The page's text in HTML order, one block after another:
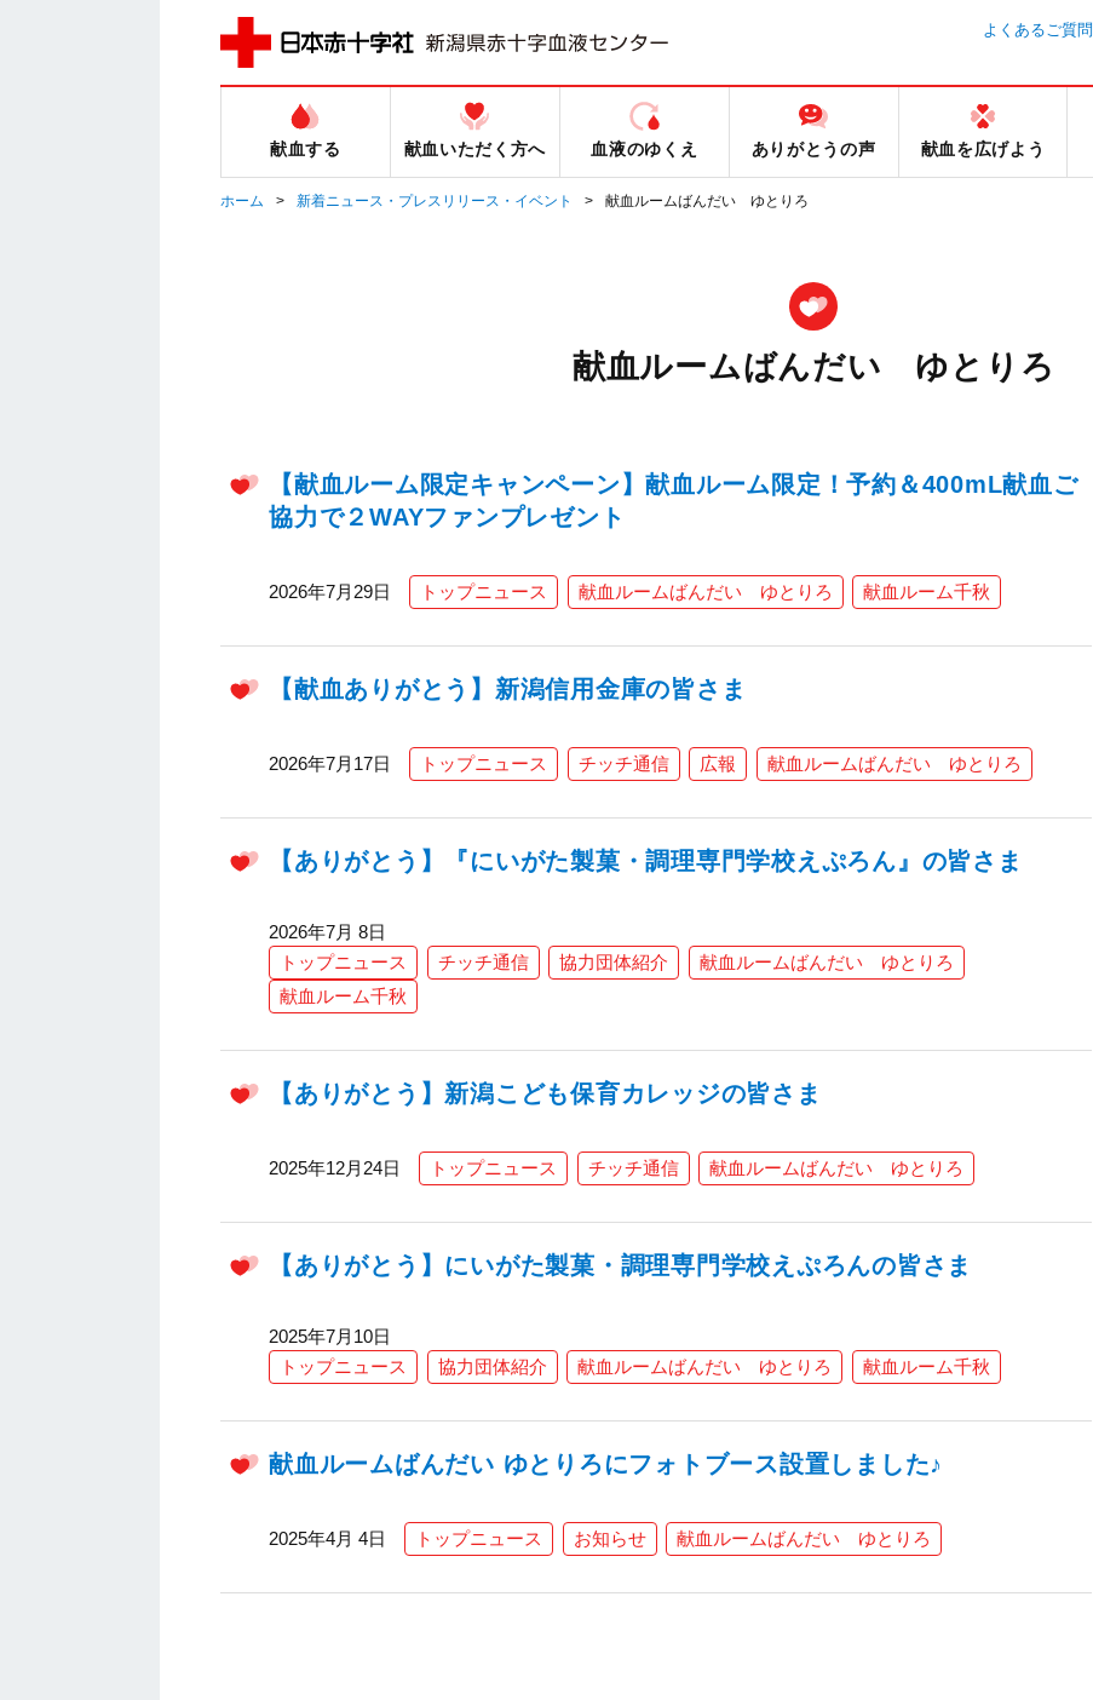
よくあるご質問
献血する 献血いただく方へ 血液のゆくえ ありがとうの声 献血を広げよう
ホーム 新着ニュース・プレスリリース・イベント 献血ルームばんだい ゆとりろ
献血ルームばんだい ゆとりろ
【献血ルーム限定キャンペーン】献血ルーム限定！予約＆400mL献血ご
協力で２WAYファンプレゼント
2026年7月29日 トップニュース 献血ルームばんだい ゆとりろ 献血ルーム千秋
【献血ありがとう】新潟信用金庫の皆さま
2026年7月17日 トップニュース チッチ通信 広報 献血ルームばんだい ゆとりろ
【ありがとう】『にいがた製菓・調理専門学校えぷろん』の皆さま
2026年7月 8日
トップニュース
チッチ通信 協力団体紹介
献血ルームばんだい ゆとりろ
献血ルーム千秋
【ありがとう】新潟こども保育カレッジの皆さま
2025年12月24日 トップニュース チッチ通信 献血ルームばんだい ゆとりろ
【ありがとう】にいがた製菓・調理専門学校えぷろんの皆さま
2025年7月10日
トップニュース
協力団体紹介 献血ルームばんだい ゆとりろ 献血ルーム千秋
献血ルームばんだい ゆとりろにフォトブース設置しました♪
2025年4月 4日 トップニュース お知らせ 献血ルームばんだい ゆとりろ